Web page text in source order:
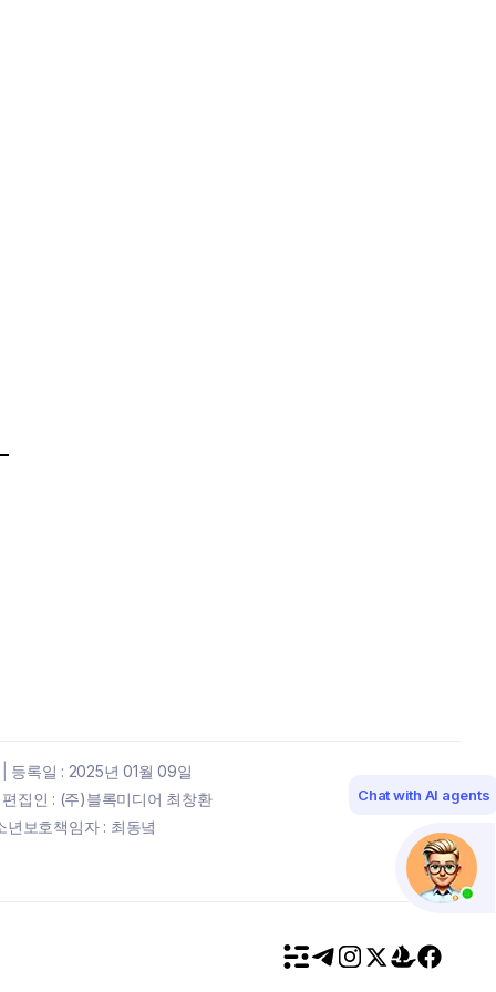
등록일 : 2025년 01월 09일
집인 : (주)블록미디어 최창환
보호책임자 : 최동녘
Chat with AI agents